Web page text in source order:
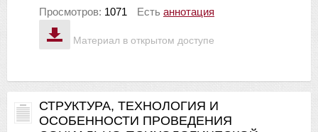
Материал в открытом доступе
Просмотров: 1071 Есть аннотация
СТРУКТУРА, ТЕХНОЛОГИЯ И
ОСОБЕННОСТИ ПРОВЕДЕНИЯ